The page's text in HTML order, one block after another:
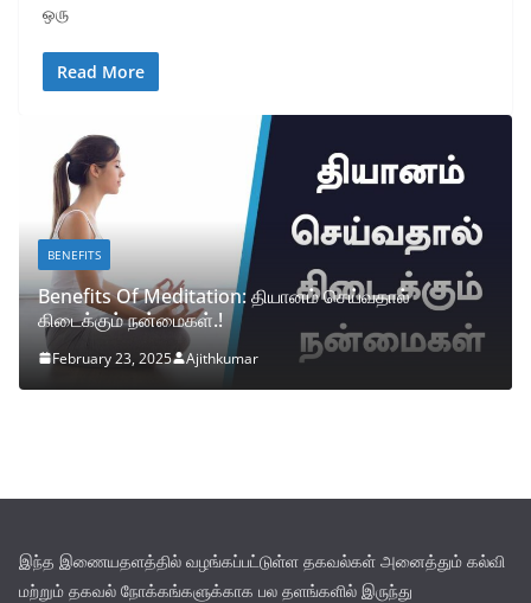
ஒரு
Read More
BENEFITS
Benefits Of Meditation: தியானம் செய்வதால்
கிடைக்கும் நன்மைகள்.!
February 23, 2025 Ajithkumar
இந்த இணையதளத்தில் வழங்கப்பட்டுள்ள தகவல்கள் அனைத்தும் கல்வி
மற்றும் தகவல் நோக்கங்களுக்காக பல தளங்களில் இருந்து